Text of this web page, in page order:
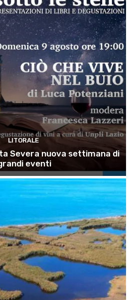
LITORALE
Severa nuova settimana di
eventi